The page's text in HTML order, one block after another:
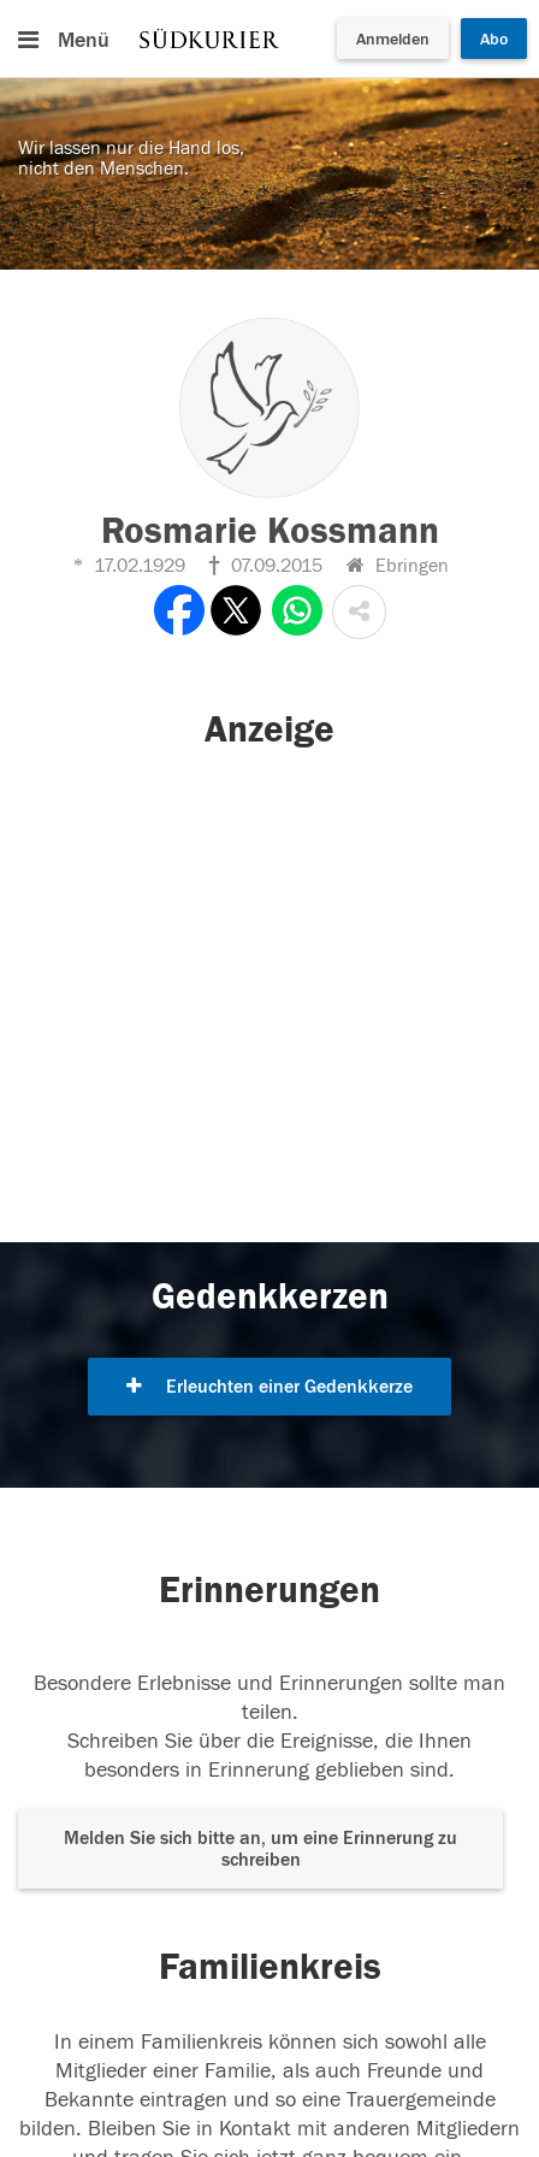
Menü Anmelden Abo
Wir lassen nur die Hand los,
nicht den Menschen.
Rosmarie Kossmann
17.02.1929 07.09.2015 Ebringen
Anzeige
Gedenkkerzen
Erleuchten einer Gedenkkerze
Erinnerungen
Besondere Erlebnisse und Erinnerungen sollte man
teilen.
Schreiben Sie über die Ereignisse, die Ihnen
besonders in Erinnerung geblieben sind.
Melden Sie sich bitte an, um eine Erinnerung zu
schreiben
Familienkreis
In einem Familienkreis können sich sowohl alle
Mitglieder einer Familie, als auch Freunde und
Bekannte eintragen und so eine Trauergemeinde
bilden. Bleiben Sie in Kontakt mit anderen Mitgliedern